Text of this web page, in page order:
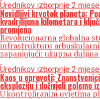
Urednikov izborprije 2
Nevidljivi krvotok planeta:
kvadrilijuna kilometara i
promjena
Revolucionarna globalna
infrastrukturu
zapanjujući: ukupna
Urednikov izborprije 2
Kaos u epruveti:
eksploziju i doživjeli golemo
U kontroliranim uvjetima